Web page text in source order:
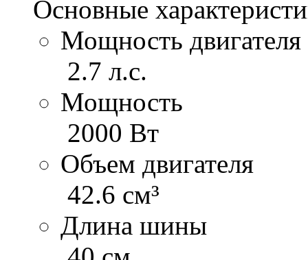
Основные
Мощность двигателя
2.7 л.с.
Мощность
2000 Вт
Объем двигателя
42.6 см³
Длина шины